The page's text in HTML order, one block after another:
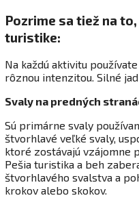
Pozrime sa tiež na
turistike:
Na každú aktivitu
rôznou intenzitou. Silné
Svaly na predných
Sú primárne svaly
štvorhlavé veľké svaly,
ktoré zostávajú vzájomne
Pešia turistika a beh
štvorhlavého svalstva a
krokov alebo skokov.